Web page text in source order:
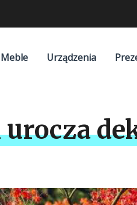
Meble Urządzenia